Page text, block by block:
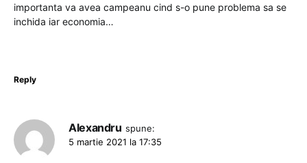
importanta va avea campeanu cind s-o pune problema sa se
inchida iar economia…
Reply
Alexandru spune:
5 martie 2021 la 17:35